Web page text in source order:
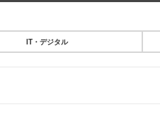
IT・デジタル